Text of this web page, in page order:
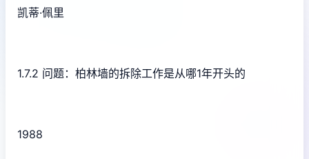
凯蒂·佩里
1.7.2 问题：柏林墙的拆除工作是从哪1年开头的
1988